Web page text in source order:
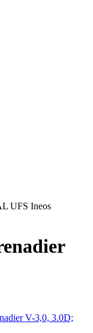
UFS Ineos